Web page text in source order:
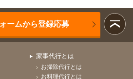
ームから登録応募
家事代行とは
お掃除代行とは
お料理代行とは